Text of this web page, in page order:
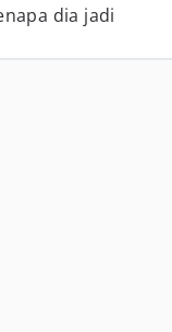
dia jadi